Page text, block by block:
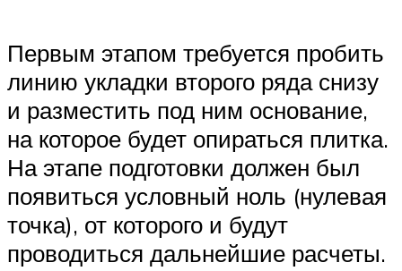
Первым этапом требуется пробить
линию укладки второго ряда снизу
и разместить под ним основание,
на которое будет опираться плитка.
На этапе подготовки должен был
появиться условный ноль (нулевая
точка), от которого и будут
проводиться дальнейшие расчеты.